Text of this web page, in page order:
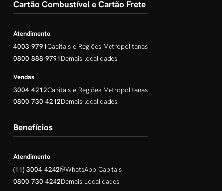
Cartão Combustível e Cartão Frete
Atendimento
4003 9791Capitais e Regiões Metropolitanas
0800 888 9791Demais localidades
Vendas
3004 4212Capitais e Regiões Metropolitanas
0800 730 4212Demais localidades
Benefícios
Atendimento
(11) 3004 4242
WhatsApp Capitais
0800 730 4242Demais Localidades